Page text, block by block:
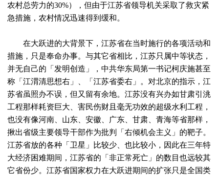
农村总劳力的30%），但由于江苏省领导机关采取了救灾紧
急措施，农村情况迅速得到缓和。
在大跃进的大背景下，江苏省在当时施行的各项活动和
措施，只是奉命办事。与其它省相比，江苏只属中等状态，
并无自己的「发明创造」，中共华东局第一书记柯庆施甚至
称「江渭清思想右」、「江苏省委右」。对北京的指示，江
苏省虽照办不误，但又留有余地。江苏没有兴办如甘肃引洮
工程那样耗资巨大、害民伤财且毫无功效的超级水利工程，
也没有像河南、山东、安徽、广东、甘肃、青海等省那样，
揪出省级主要领导干部作为批判「右倾机会主义」的靶子。
江苏省放的各种「卫星」比较少、也比较小，因此在三年特
大经济困难期间，江苏省的「非正常死亡」的数目也远较其
它省份少。江苏省国家权力在大跃进期间的扩张只是全国类